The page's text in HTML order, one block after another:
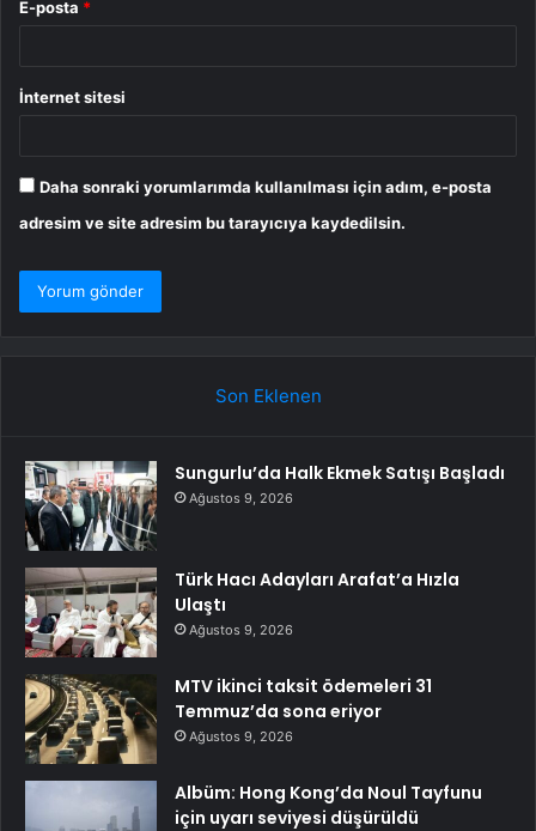
E-posta *
İnternet sitesi
Daha sonraki yorumlarımda kullanılması için adım, e-posta
adresim ve site adresim bu tarayıcıya kaydedilsin.
Son Eklenen
Sungurlu’da Halk Ekmek Satışı Başladı
Ağustos 9, 2026
Türk Hacı Adayları Arafat’a Hızla
Ulaştı
Ağustos 9, 2026
MTV ikinci taksit ödemeleri 31
Temmuz’da sona eriyor
Ağustos 9, 2026
Albüm: Hong Kong’da Noul Tayfunu
için uyarı seviyesi düşürüldü